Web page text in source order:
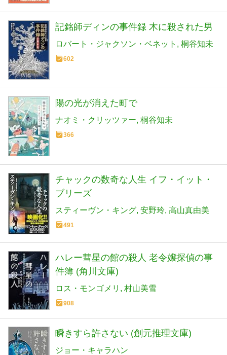
記銘師ディンの事件録 木に殺された男
ロバート・ジャクソン・ベネット 桐谷知未
602
陽の光が消えた町で
ナオミ・クリッツァー 桐谷知未
366
チャックの数奇な人生 イフ・イット・
ブリーズ
スティーヴン・キング 安野玲 高山真由美
491
ハレー彗星の館の殺人 老令嬢探偵の事
件簿 (角川文庫)
ロス・モンゴメリ 村山美雪
908
瞬きすら許さない (創元推理文庫)
ジョー・キャラハン